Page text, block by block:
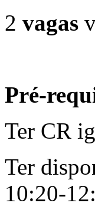
2 vagas
Pré-
Ter CR
Ter
10:20-